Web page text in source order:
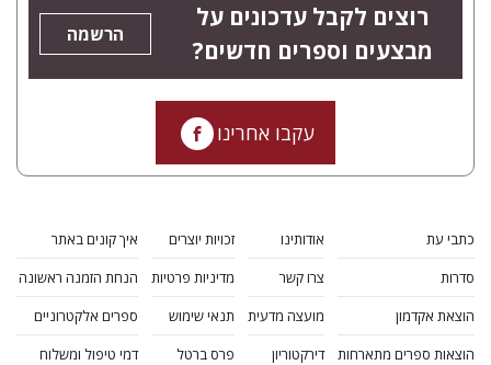
רוצים לקבל עדכונים על
מבצעים וספרים חדשים?
הרשמה
עקבו אחרינו
כתבי עת
סדרות
הוצאת אקדמון
הוצאות ספרים מתארחות
אודותינו
צרו קשר
מועצה מדעית
דירקטוריון
זכויות יוצרים
מדיניות פרטיות
תנאי שימוש
פרס ברטל
איך קונים באתר
הנחת הזמנה ראשונה
ספרים אלקטרוניים
דמי טיפול ומשלוח